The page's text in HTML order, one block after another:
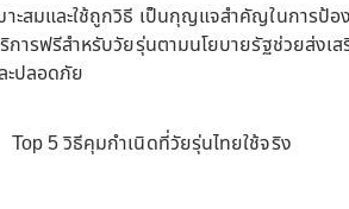
าะสมและใช้ถูกวิธี เป็นกุญแจสำคัญในการป้
การฟรีสำหรับวัยรุ่นตามนโยบายรัฐช่วยส่งเ
ะปลอดภัย
Top 5 วิธีคุมกำเนิดที่วัยรุ่นไทยใช้จริง